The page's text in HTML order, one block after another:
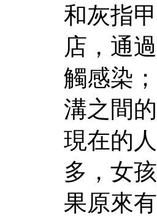
和灰指
店，通
觸感染
溝之間
現在的
多，女
果原來